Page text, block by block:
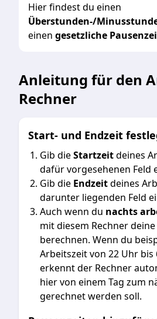
Hier findest du einen
Überstunden-/
einen gesetzliche
Anleitung für den
Rechner
Start- und Endzeit
Gib dieStartzeitdeines
dafür vorgesehenen Feld
Gib die Endzeitdeines
darunter liegenden Feld
Auch wenn du nachts
mit diesem Rechner
berechnen. Wenn du
Arbeitszeit von 22 Uhr bis
erkennt der Rechner
hier von einem Tag zum
gerechnet werden soll.